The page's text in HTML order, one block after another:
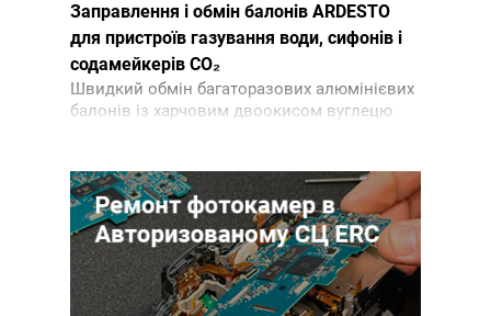
Заправлення і обмін балонів ARDESTO
для пристроїв газування води, сифонів і
содамейкерів CO₂
Швидкий обмін багаторазових алюмінієвих
балонів із харчовим двоокисом вуглецю